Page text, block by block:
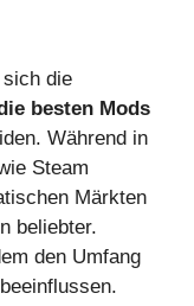
sich die
besten Mods
Während in
Steam
Märkten
beliebter.
den Umfang